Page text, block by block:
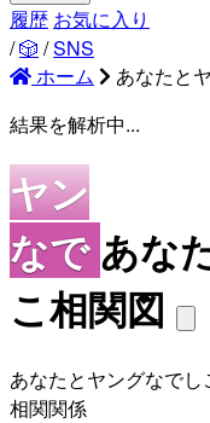
履歴 お気に入り
/🎲 /SNS
ホーム
あなたと
結果を解析中...
ヤン
なで あな
こ相関図
あなたとヤングなで
相関関係